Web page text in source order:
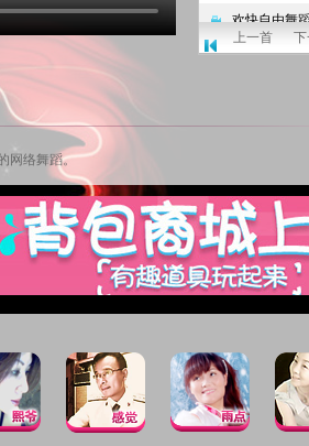
上一首
网络舞蹈。